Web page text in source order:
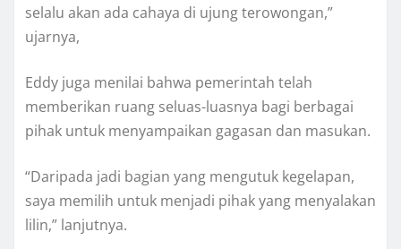
selalu akan ada cahaya di ujung terowongan,”
ujarnya,
Eddy juga menilai bahwa pemerintah telah
memberikan ruang seluas-luasnya bagi berbagai
pihak untuk menyampaikan gagasan dan masukan.
“Daripada jadi bagian yang mengutuk kegelapan,
saya memilih untuk menjadi pihak yang menyalakan
lilin,” lanjutnya.